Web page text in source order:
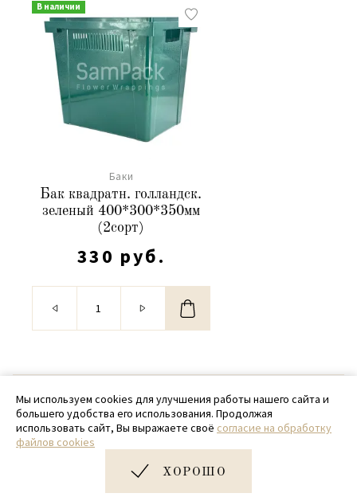
В наличии
Баки
Бак квадратн. голландск.
зеленый 400*300*350мм
(2сорт)
330 руб.
© 2020 - 2026 SamPack
+ 7 (918) 699-97-87
zakaz@sampack.store
Дизайн и разработка сайта
Мы используем cookies для улучшения работы нашего сайта и
большего удобства его использования. Продолжая
использовать сайт, Вы выражаете своё согласие на обработку
файлов cookies
ХОРОШО